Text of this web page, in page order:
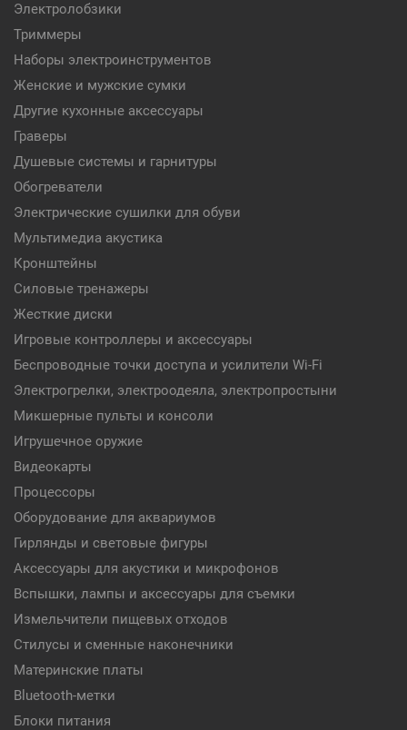
Электролобзики
Триммеры
Наборы электроинструментов
Женские и мужские сумки
Другие кухонные аксессуары
Граверы
Душевые системы и гарнитуры
Обогреватели
Электрические сушилки для обуви
Мультимедиа акустика
Кронштейны
Силовые тренажеры
Жесткие диски
Игровые контроллеры и аксессуары
Беспроводные точки доступа и усилители Wi-Fi
Электрогрелки, электроодеяла, электропростыни
Микшерные пульты и консоли
Игрушечное оружие
Видеокарты
Процессоры
Оборудование для аквариумов
Гирлянды и световые фигуры
Аксессуары для акустики и микрофонов
Вспышки, лампы и аксессуары для съемки
Измельчители пищевых отходов
Стилусы и сменные наконечники
Материнские платы
Bluetooth-метки
Блоки питания